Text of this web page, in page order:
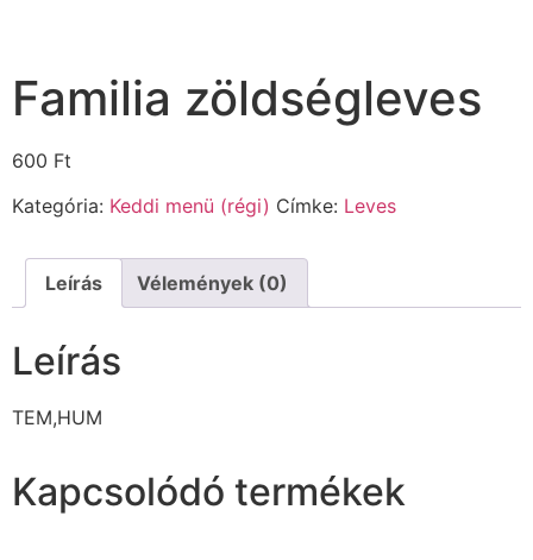
Familia zöldségleves
600 Ft
Kategória: Keddi menü (régi) Címke: Leves
Leírás Vélemények (0)
Leírás
TEM,HUM
Kapcsolódó termékek